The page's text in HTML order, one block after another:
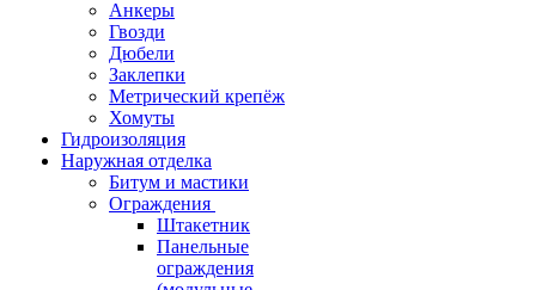
Анкеры
Гвозди
Дюбели
Заклепки
Метрический крепёж
Хомуты
Гидроизоляция
Наружная отделка
Битум и мастики
Ограждения
Штакетник
Панельные
ограждения